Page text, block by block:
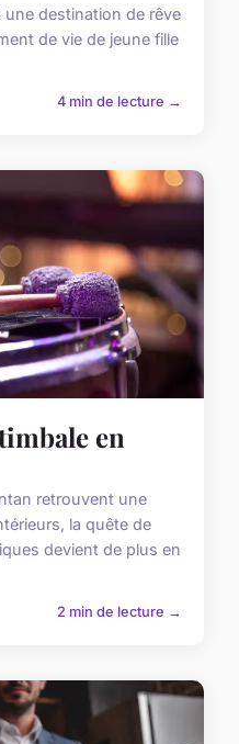
destination de rêve
de vie de jeune fille
4 min de lecture →
en
retrouvent une
la quête de
devient de plus en
2 min de lecture →